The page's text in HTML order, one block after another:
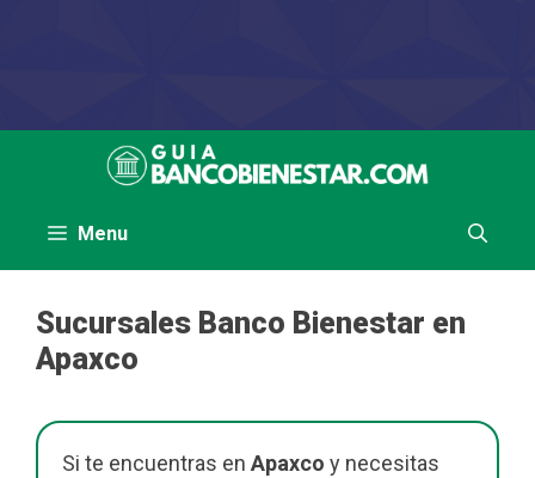
Menu
Sucursales Banco Bienestar en
Apaxco
Si te encuentras en Apaxco y necesitas